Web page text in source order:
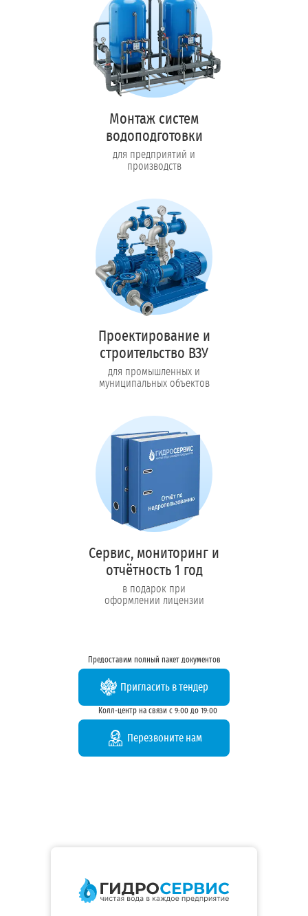
Монтаж систем
водоподготовки
для предприятий и
производств
Проектирование и
строительство ВЗУ
для промышленных и
муниципальных объектов
Сервис, мониторинг и
отчётность 1 год
в подарок при
оформлении лицензии
Предоставим полный пакет документов
Пригласить в тендер
Колл-центр на связи с 9:00 до 19:00
Перезвоните нам